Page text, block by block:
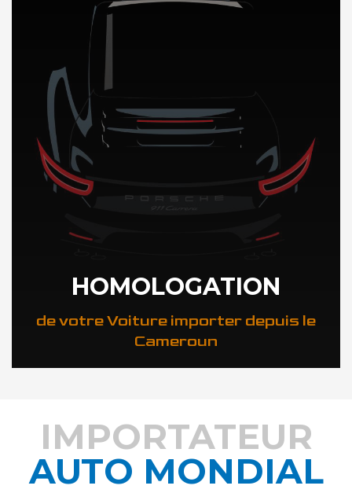
HOMOLOGATION
de votre Voiture importer depuis le
Cameroun
DÉCOUVREZ COMMENT
IMPORTATEUR
AUTO MONDIAL